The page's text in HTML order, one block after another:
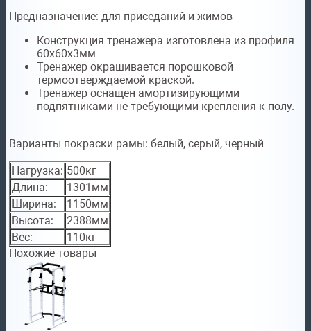
Предназначение: для приседаний и жимов
Конструкция тренажера изготовлена из профиля
60х60х3мм
Тренажер окрашивается порошковой
термоотверждаемой краской.
Тренажер оснащен амортизирующими
подпятниками не требующими крепления к полу.
Варианты покраски рамы: белый, серый, черный
Нагрузка: 500кг
Длина:
1301мм
Ширина:
1150мм
Высота:
2388мм
Вес:
110кг
Похожие товары